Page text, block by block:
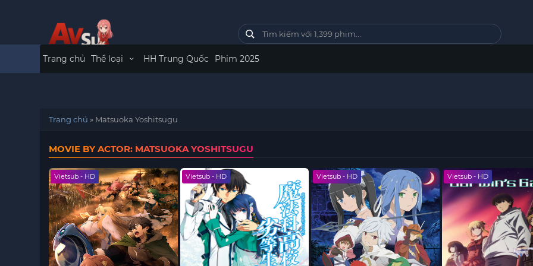
Trang chủ Thể loại HH Trung Quốc Phim 2025
Trang chủ » Matsuoka Yoshitsugu
MOVIE BY ACTOR: MATSUOKA YOSHITSUGU
Vietsub - HD Vietsub - HD Vietsub - HD Vietsub - HD